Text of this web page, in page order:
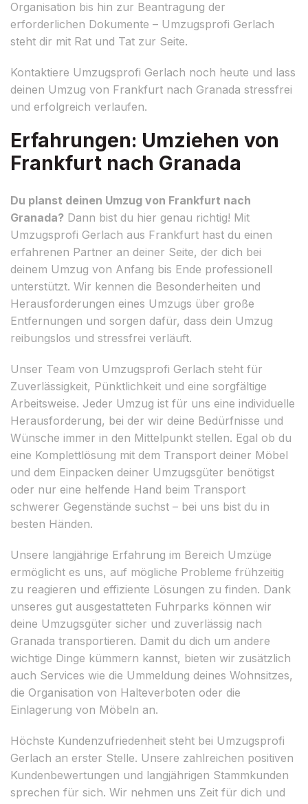
Organisation bis hin zur Beantragung der
erforderlichen Dokumente – Umzugsprofi Gerlach
steht dir mit Rat und Tat zur Seite.
Kontaktiere Umzugsprofi Gerlach noch heute und lass
deinen Umzug von Frankfurt nach Granada stressfrei
und erfolgreich verlaufen.
Erfahrungen: Umziehen von
Frankfurt nach Granada
Du planst deinen Umzug von Frankfurt nach
Granada? Dann bist du hier genau richtig! Mit
Umzugsprofi Gerlach aus Frankfurt hast du einen
erfahrenen Partner an deiner Seite, der dich bei
deinem Umzug von Anfang bis Ende professionell
unterstützt. Wir kennen die Besonderheiten und
Herausforderungen eines Umzugs über große
Entfernungen und sorgen dafür, dass dein Umzug
reibungslos und stressfrei verläuft.
Unser Team von Umzugsprofi Gerlach steht für
Zuverlässigkeit, Pünktlichkeit und eine sorgfältige
Arbeitsweise. Jeder Umzug ist für uns eine individuelle
Herausforderung, bei der wir deine Bedürfnisse und
Wünsche immer in den Mittelpunkt stellen. Egal ob du
eine Komplettlösung mit dem Transport deiner Möbel
und dem Einpacken deiner Umzugsgüter benötigst
oder nur eine helfende Hand beim Transport
schwerer Gegenstände suchst – bei uns bist du in
besten Händen.
Unsere langjährige Erfahrung im Bereich Umzüge
ermöglicht es uns, auf mögliche Probleme frühzeitig
zu reagieren und effiziente Lösungen zu finden. Dank
unseres gut ausgestatteten Fuhrparks können wir
deine Umzugsgüter sicher und zuverlässig nach
Granada transportieren. Damit du dich um andere
wichtige Dinge kümmern kannst, bieten wir zusätzlich
auch Services wie die Ummeldung deines Wohnsitzes,
die Organisation von Halteverboten oder die
Einlagerung von Möbeln an.
Höchste Kundenzufriedenheit steht bei Umzugsprofi
Gerlach an erster Stelle. Unsere zahlreichen positiven
Kundenbewertungen und langjährigen Stammkunden
sprechen für sich. Wir nehmen uns Zeit für dich und